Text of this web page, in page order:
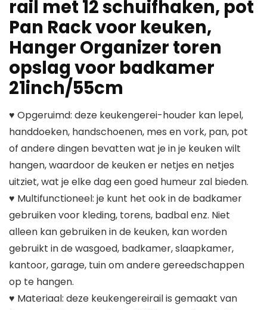
rail met 12 schuifhaken, pot
Pan Rack voor keuken,
Hanger Organizer toren
opslag voor badkamer
21inch/55cm
♥ Opgeruimd: deze keukengerei-houder kan lepel,
handdoeken, handschoenen, mes en vork, pan, pot
of andere dingen bevatten wat je in je keuken wilt
hangen, waardoor de keuken er netjes en netjes
uitziet, wat je elke dag een goed humeur zal bieden.
♥ Multifunctioneel: je kunt het ook in de badkamer
gebruiken voor kleding, torens, badbal enz. Niet
alleen kan gebruiken in de keuken, kan worden
gebruikt in de wasgoed, badkamer, slaapkamer,
kantoor, garage, tuin om andere gereedschappen
op te hangen.
♥ Materiaal: deze keukengereirail is gemaakt van